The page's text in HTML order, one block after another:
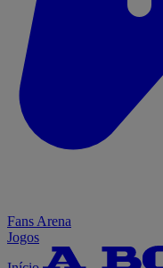
Fans Arena
Jogos